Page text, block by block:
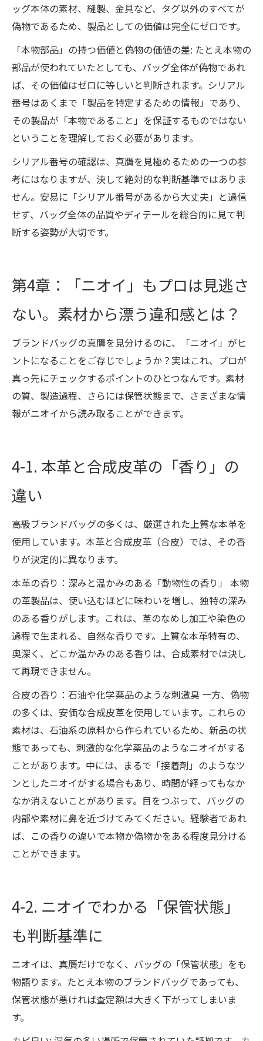
ッグ本体の素材、縫製、金具など、タグ以外のすべてが
偽物であるため、製品としての価値は完全にゼロです。
「本物部品」の持つ価値と偽物の価値の差: たとえ本物の
部品が使われていたとしても、バッグ全体が偽物であれ
ば、その価値はゼロに等しいと判断されます。シリアル
番号はあくまで「製品を特定するための情報」であり、
その製品が「本物であること」を保証するものではない
ということを理解しておく必要があります。
シリアル番号の確認は、真贋を見極めるための一つの参
考にはなりますが、決して絶対的な判断基準ではありま
せん。安易に「シリアル番号があるから大丈夫」と過信
せず、バッグ全体の品質やディテールを総合的に見て判
断する姿勢が大切です。
第4章：「ニオイ」もプロは見逃さ
ない。素材から漂う違和感とは？
ブランドバッグの真贋を見分けるのに、「ニオイ」がヒ
ントになることをご存じでしょうか？実はこれ、プロが
真っ先にチェックするポイントのひとつなんです。素材
の質、製造過程、さらには保管状態まで、さまざまな情
報がニオイから読み取ることができます。
4-1. 本革と合成皮革の「香り」の
違い
高級ブランドバッグの多くは、厳選された上質な本革を
使用しています。本革と合成皮革（合皮）では、その香
りが決定的に異なります。
本革の香り：深みと温かみのある「動物性の香り」 本物
の革製品は、使い込むほどに味わいを増し、独特の深み
のある香りがします。これは、革のなめし加工や染色の
過程で生まれる、自然な香りです。上質な本革特有の、
奥深く、どこか温かみのある香りは、合成素材では決し
て再現できません。
合皮の香り：石油や化学薬品のような刺激臭 一方、偽物
の多くは、安価な合成皮革を使用しています。これらの
素材は、石油系の原料から作られているため、新品の状
態であっても、刺激的な化学薬品のようなニオイがする
ことがあります。中には、まるで「接着剤」のようなツ
ンとしたニオイがする場合もあり、時間が経ってもなか
なか消えないことがあります。目をつぶって、バッグの
内部や素材に鼻を近づけてみてください。経験者であれ
ば、この香りの違いで本物か偽物かをある程度見分ける
ことができます。
4-2. ニオイでわかる「保管状態」
も判断基準に
ニオイは、真贋だけでなく、バッグの「保管状態」をも
物語ります。たとえ本物のブランドバッグであっても、
保管状態が悪ければ査定額は大きく下がってしまいま
す。